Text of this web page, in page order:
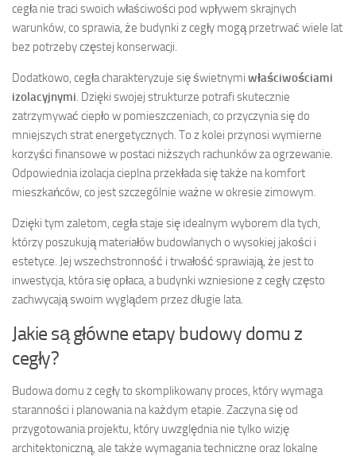
cegła nie traci swoich właściwości pod wpływem skrajnych
warunków, co sprawia, że budynki z cegły mogą przetrwać wiele lat
bez potrzeby częstej konserwacji.
Dodatkowo, cegła charakteryzuje się świetnymi właściwościami
izolacyjnymi. Dzięki swojej strukturze potrafi skutecznie
zatrzymywać ciepło w pomieszczeniach, co przyczynia się do
mniejszych strat energetycznych. To z kolei przynosi wymierne
korzyści finansowe w postaci niższych rachunków za ogrzewanie.
Odpowiednia izolacja cieplna przekłada się także na komfort
mieszkańców, co jest szczególnie ważne w okresie zimowym.
Dzięki tym zaletom, cegła staje się idealnym wyborem dla tych,
którzy poszukują materiałów budowlanych o wysokiej jakości i
estetyce. Jej wszechstronność i trwałość sprawiają, że jest to
inwestycja, która się opłaca, a budynki wzniesione z cegły często
zachwycają swoim wyglądem przez długie lata.
Jakie są główne etapy budowy domu z
cegły?
Budowa domu z cegły to skomplikowany proces, który wymaga
staranności i planowania na każdym etapie. Zaczyna się od
przygotowania projektu, który uwzględnia nie tylko wizję
architektoniczną, ale także wymagania techniczne oraz lokalne